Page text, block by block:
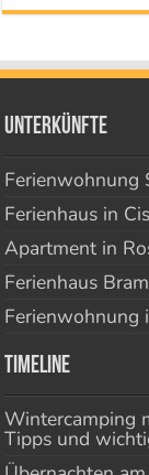
Unterkünfte
Ferienwohnung
Ferienhaus in
Apartment in
Ferienhaus
Ferienwohnung
Timeline
Wintercamping
Tipps und